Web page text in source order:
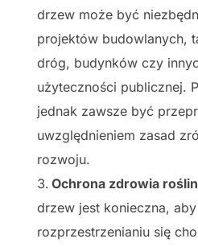
drzew może być
projektów budowlanych,
dróg, budynków czy
użyteczności publicznej.
jednak zawsze być
uwzględnieniem zasad
rozwoju.
Ochrona zdrowia roślin
drzew jest konieczna,
rozprzestrzenianiu się